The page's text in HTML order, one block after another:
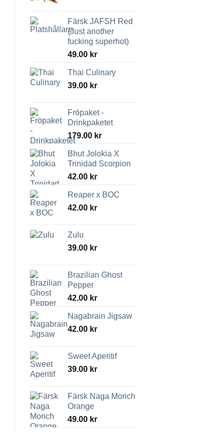
Färsk JAFSH Red
(Just another
fucking superhot)
49.00 kr
Thai Culinary
39.00 kr
Fröpaket -
Drinkpaketet
179.00 kr
Bhut Jolokia X
Trinidad Scorpion
42.00 kr
Reaper x BOC
42.00 kr
Zulu
39.00 kr
Brazilian Ghost
Pepper
42.00 kr
Nagabrain Jigsaw
42.00 kr
Sweet Aperitif
39.00 kr
Färsk Naga Morich
Orange
49.00 kr